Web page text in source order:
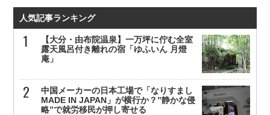
人気記事ランキング
【大分・由布院温泉】一万坪に佇む全室
露天風呂付き離れの宿「ゆふいん 月燈
庵」
中国メーカーの日本工場で「なりすまし
MADE IN JAPAN」が横行か？”静かな侵
略”で就労移民が押し寄せる